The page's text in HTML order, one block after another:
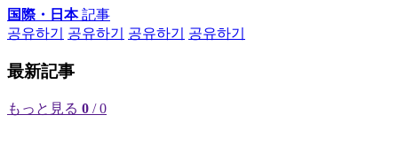
国際・日本記事
공유하기
공유하기 공유하기 공유하기
最新記事
もっと見る 0 / 0